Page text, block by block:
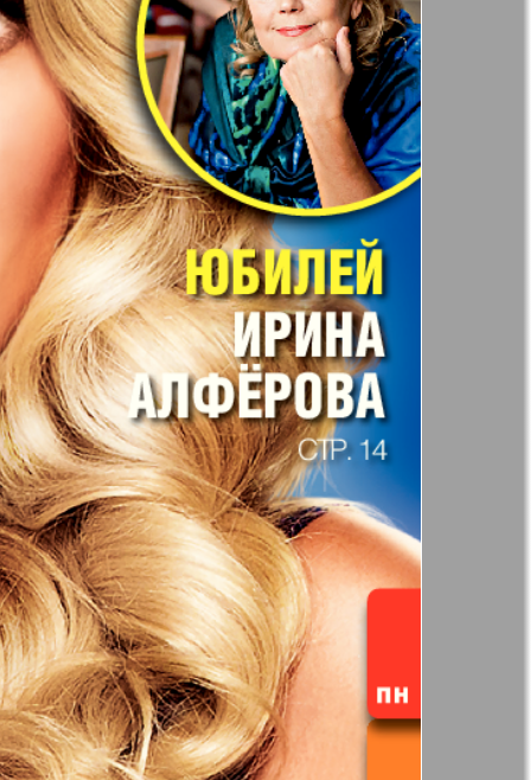
25
21
23 24
29 30
35
41 42
47 48
53 54
59
65 66
время Русский вояж
Анонс
Бизнес
Вестник-info
Wadim
Домашний
ресторан